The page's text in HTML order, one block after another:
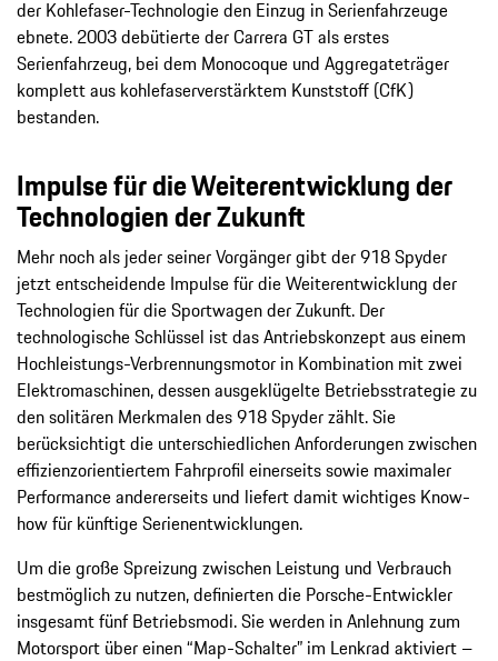
der Kohlefaser-Technologie den Einzug in Serienfahrzeuge
ebnete. 2003 debütierte der Carrera GT als erstes
Serienfahrzeug, bei dem Monocoque und Aggregateträger
komplett aus kohlefaserverstärktem Kunststoff (CfK)
bestanden.
Impulse für die Weiterentwicklung der
Technologien der Zukunft
Mehr noch als jeder seiner Vorgänger gibt der 918 Spyder
jetzt entscheidende Impulse für die Weiterentwicklung der
Technologien für die Sportwagen der Zukunft. Der
technologische Schlüssel ist das Antriebskonzept aus einem
Hochleistungs-Verbrennungsmotor in Kombination mit zwei
Elektromaschinen, dessen ausgeklügelte Betriebsstrategie zu
den solitären Merkmalen des 918 Spyder zählt. Sie
berücksichtigt die unterschiedlichen Anforderungen zwischen
effizienzorientiertem Fahrprofil einerseits sowie maximaler
Performance andererseits und liefert damit wichtiges Know-
how für künftige Serienentwicklungen.
Um die große Spreizung zwischen Leistung und Verbrauch
bestmöglich zu nutzen, definierten die Porsche-Entwickler
insgesamt fünf Betriebsmodi. Sie werden in Anlehnung zum
Motorsport über einen “Map-Schalter” im Lenkrad aktiviert –